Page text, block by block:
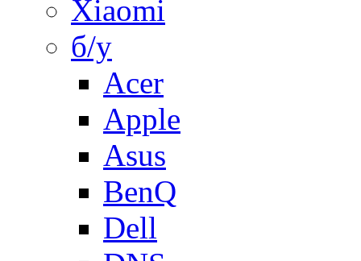
Xiaomi
б/у
Acer
Apple
Asus
BenQ
Dell